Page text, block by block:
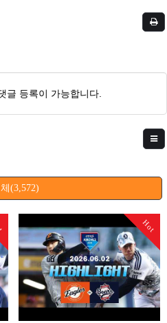
글 등록이 가능합니다.
(3,572)
Hot